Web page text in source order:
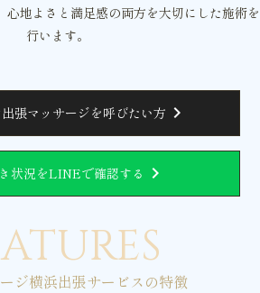
心地よさと満足感の両方を大切にした施術を
行います。
張マッサージを呼びたい方 chevron_right
状況をLINEで確認する chevron_right
ジ横浜出張サービスの特徴